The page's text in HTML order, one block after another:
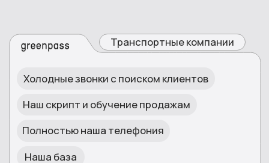
количества заказов.»